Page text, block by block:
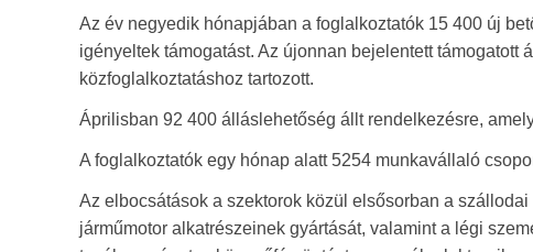
Az év negyedik hónapjában a foglalkoztatók 15 400 új
igényeltek támogatást. Az újonnan bejelentett
közfoglalkoztatáshoz tartozott.
Áprilisban 92 400 álláslehetőség állt rendelkezésre,
A foglalkoztatók egy hónap alatt 5254 munkavállaló
Az elbocsátások a szektorok közül elsősorban a
járműmotor alkatrészeinek gyártását, valamint a légi